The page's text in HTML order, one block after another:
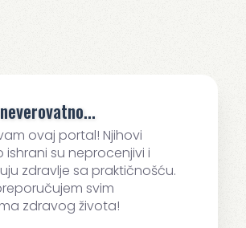
ovaj portal! Njihovi
ishrani su neprocenjivi i
zdravlje sa praktičnošću.
svim
zdravog života!